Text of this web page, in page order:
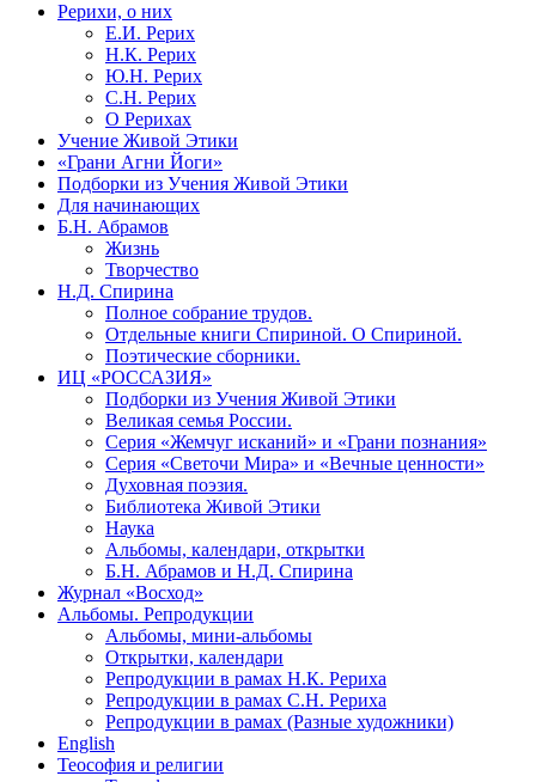
Рерихи, о них
Е.И. Рерих
Н.К. Рерих
Ю.Н. Рерих
С.Н. Рерих
О Рерихах
Учение Живой Этики
«Грани Агни Йоги»
Подборки из Учения Живой Этики
Для начинающих
Б.Н. Абрамов
Жизнь
Творчество
Н.Д. Спирина
Полное собрание трудов.
Отдельные книги Спириной. О Спириной.
Поэтические сборники.
ИЦ «РОССАЗИЯ»
Подборки из Учения Живой Этики
Великая семья России.
Серия «Жемчуг исканий» и «Грани познания»
Серия «Светочи Мира» и «Вечные ценности»
Духовная поэзия.
Библиотека Живой Этики
Наука
Альбомы, календари, открытки
Б.Н. Абрамов и Н.Д. Спирина
Журнал «Восход»
Альбомы. Репродукции
Альбомы, мини-альбомы
Открытки, календари
Репродукции в рамах Н.К. Рериха
Репродукции в рамах С.Н. Рериха
Репродукции в рамах (Разные художники)
English
Теософия и религии